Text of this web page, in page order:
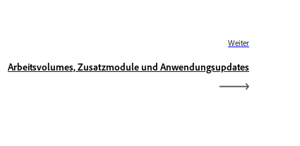
Weiter
Arbeitsvolumes, Zusatzmodule und Anwendungsupdates